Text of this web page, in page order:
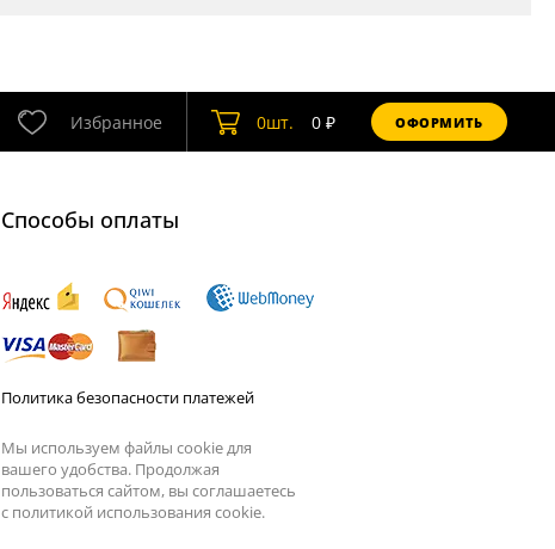
Избранное 0шт. 0₽ ОФОРМИТЬ
Способы оплаты
Политика безопасности платежей
Мы используем файлы cookie для
вашего удобства. Продолжая
пользоваться сайтом, вы соглашаетесь
с политикой использования cookie.